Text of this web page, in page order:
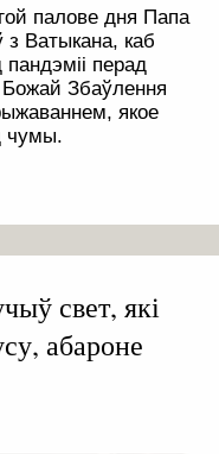
палове дня Папа
Ватыкана, каб
перад
Збаўлення
якое
чумы.
свет, які
абароне